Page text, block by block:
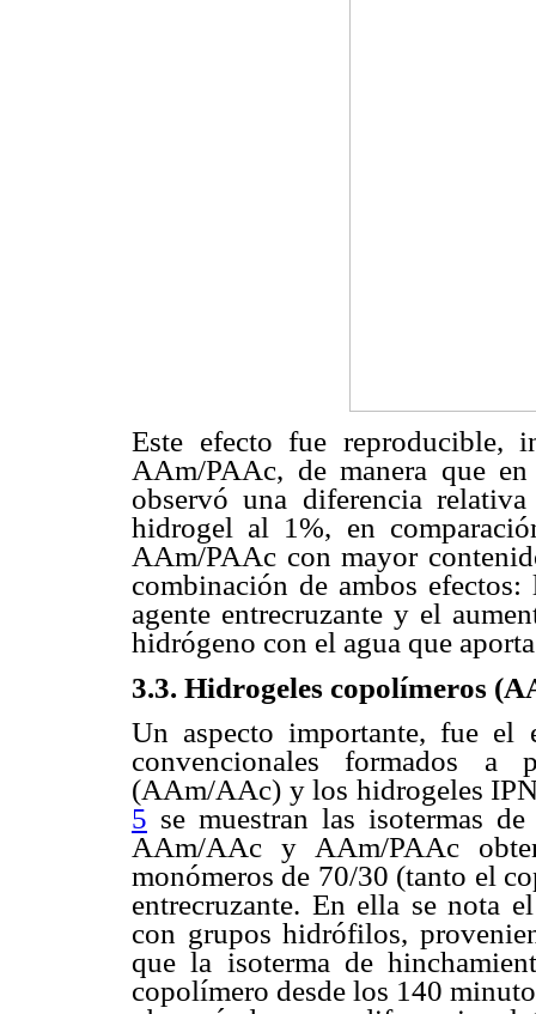
Este efecto fue reproducible,
AAm/PAAc, de manera que
observó una diferencia
hidrogel al 1%, en
AAm/PAAc con mayor
combinación de ambos
agente entrecruzante y el
hidrógeno con el agua que
3.3. Hidrogeles copolímeros
Un aspecto importante, fue el
convencionales formados
(AAm/AAc) y los hidrogeles
5 se muestran las isotermas
AAm/AAc y AAm/PAAc
monómeros de 70/30 (tanto el
entrecruzante. En ella se nota
con grupos hidrófilos,
que la isoterma de
copolímero desde los 140